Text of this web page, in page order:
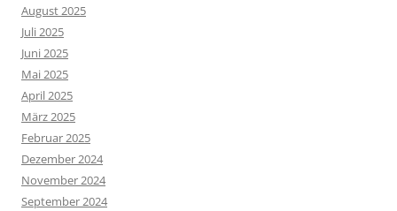
August 2025
Juli 2025
Juni 2025
Mai 2025
April 2025
März 2025
Februar 2025
Dezember 2024
November 2024
September 2024